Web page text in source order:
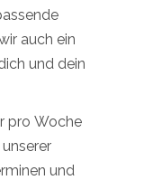
auch ein
und dein
pro Woche
und